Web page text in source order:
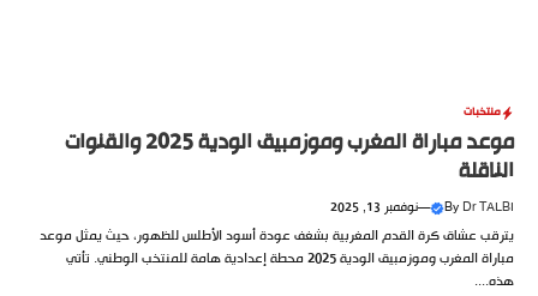
منتخبات
موعد مباراة المغرب وموزمبيق الودية 2025 والقنوات
الناقلة
By Dr TALBI
—نوفمبر 13, 2025
يترقب عشاق كرة القدم المغربية بشغف عودة أسود الأطلس للظهور، حيث يمثل موعد
مباراة المغرب وموزمبيق الودية 2025 محطة إعدادية هامة للمنتخب الوطني. تأتي
هذه....